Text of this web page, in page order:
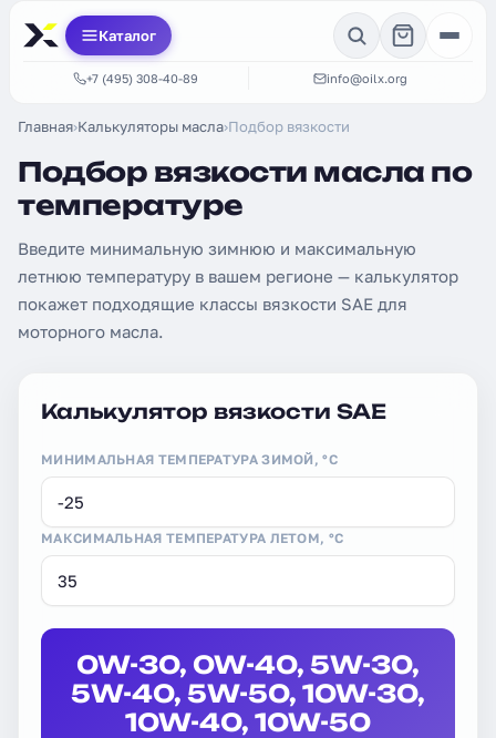
Каталог
+7 (495) 308-40-89 info@oilx.org
Главная›Калькуляторы масла›Подбор вязкости
Подбор вязкости масла по
температуре
Введите минимальную зимнюю и максимальную
летнюю температуру в вашем регионе — калькулятор
покажет подходящие классы вязкости SAE для
моторного масла.
Калькулятор вязкости SAE
МИНИМАЛЬНАЯ ТЕМПЕРАТУРА ЗИМОЙ, °C
МАКСИМАЛЬНАЯ ТЕМПЕРАТУРА ЛЕТОМ, °C
0W-30, 0W-40, 5W-30,
5W-40, 5W-50, 10W-30,
10W-40, 10W-50